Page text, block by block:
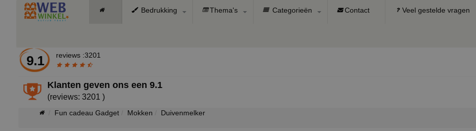
Bedrukking Thema's Categorieën Contact Veel gestelde vragen
9.1 reviews :3201
Klanten geven ons een9.1
(reviews: 3201 )
Fun cadeau Gadget Mokken Duivenmelker